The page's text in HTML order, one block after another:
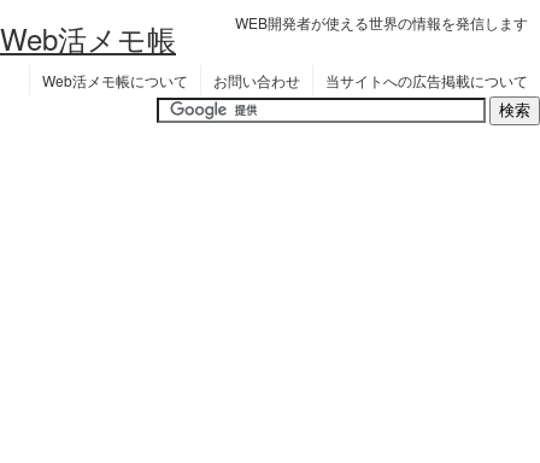
Web活メモ帳 WEB開発者が使える世界の情報を発信します
Web活メモ帳について お問い合わせ 当サイトへの広告掲載について